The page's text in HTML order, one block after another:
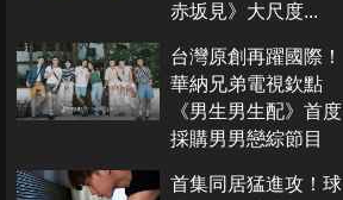
赤坂見》大尺度...
台灣原創再躍國際！
華納兄弟電視欽點
《男生男生配》首度
採購男男戀綜節目
首集同居猛進攻！球